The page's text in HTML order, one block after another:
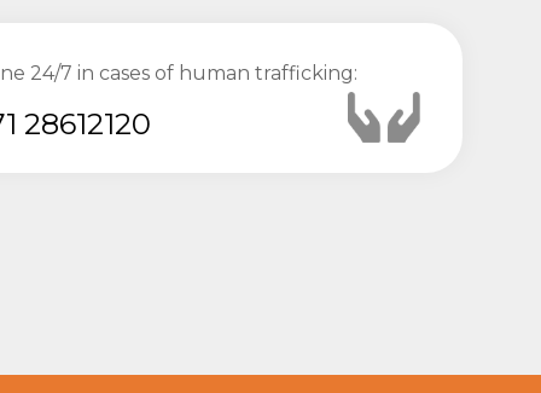
24/7 in cases of human trafficking:
28612120